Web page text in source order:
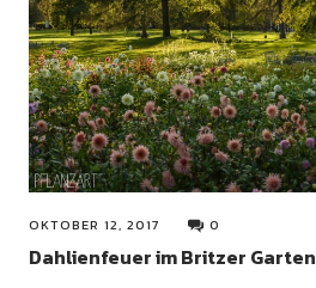
OKTOBER 12, 2017 0
Dahlienfeuer im Britzer Garten